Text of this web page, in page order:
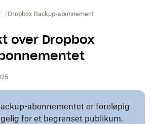
Dropbox Backup-abonnement
over Dropbox
abonnementet er foreløpig
for et begrenset publikum.